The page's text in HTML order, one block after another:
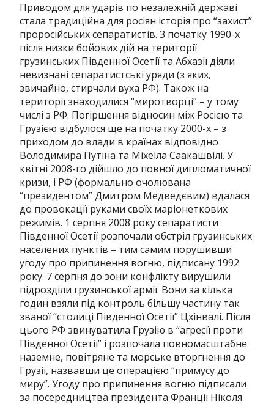
Приводом для ударів по незалежній державі
стала традиційна для росіян історія про “захист”
проросійських сепаратистів.З початку 1990-х
після низки бойових дій на території
грузинських Південної Осетії та Абхазії діяли
невизнані сепаратистські уряди (з яких,
звичайно, стирчали вуха РФ). Також на
території знаходилися “миротворці” – у тому
числі з РФ. Погіршення відносин між Росією та
Грузією відбулося ще на початку 2000-х – з
приходом до влади в країнах відповідно
Володимира Путіна та Міхеіла Саакашвілі.У
квітні 2008-го дійшло до повної дипломатичної
кризи, і РФ (формально очолювана
“президентом” Дмитром Медведєвим) вдалася
до провокації руками своїх маріонеткових
режимів. 1 серпня 2008 року сепаратисти
Південної Осетії розпочали обстріл грузинських
населених пунктів – тим самим порушивши
угоду про припинення вогню, підписану 1992
року. 7 серпня до зони конфлікту вирушили
підрозділи грузинської армії. Вони за кілька
годин взяли під контроль більшу частину так
званої “столиці Південної Осетії” Цхінвалі. Після
цього РФ звинуватила Грузію в “агресії проти
Південної Осетії” і розпочала повномасштабне
наземне, повітряне та морське вторгнення до
Грузії, назвавши це операцією “примусу до
миру”.Угоду про припинення вогню підписали
за посередництва президента Франції Ніколя